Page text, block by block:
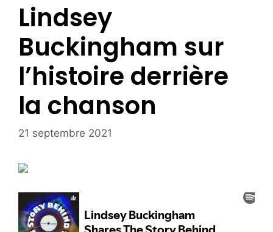
Lindsey
Buckingham sur
l’histoire derrière
la chanson
21 septembre 2021